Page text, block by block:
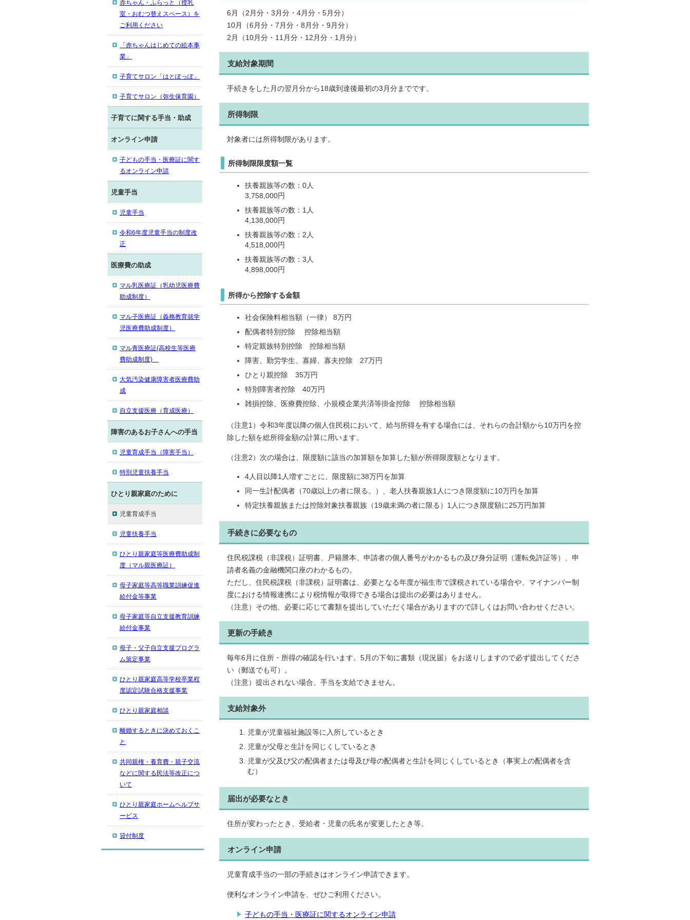
6月（2月分・3月分・4月分・5月分）
10月（6月分・7月分・8月分・9月分）
2月（10月分・11月分・12月分・1月分）
支給対象期間
手続きをした月の翌月分から18歳到達後最初の3月分までです。
所得制限
対象者には所得制限があります。
所得制限限度額一覧
扶養親族等の数：0人
3,758,000円
扶養親族等の数：1人
4,138,000円
扶養親族等の数：2人
4,518,000円
扶養親族等の数：3人
4,898,000円
所得から控除する金額
社会保険料相当額（一律） 8万円
配偶者特別控除 控除相当額
特定親族特別控除 控除相当額
障害、勤労学生、寡婦、寡夫控除 27万円
ひとり親控除 35万円
特別障害者控除 40万円
雑損控除、医療費控除、小規模企業共済等掛金控除 控除相当額
（注意1）令和3年度以降の個人住民税において、給与所得を有する場合には、それらの合計額から10万円を控
除した額を総所得金額の計算に用います。
（注意2）次の場合は、限度額に該当の加算額を加算した額が所得限度額となります。
4人目以降1人増すごとに、限度額に38万円を加算
同一生計配偶者（70歳以上の者に限る。）、老人扶養親族1人につき限度額に10万円を加算
特定扶養親族または控除対象扶養親族（19歳未満の者に限る）1人につき限度額に25万円加算
手続きに必要なもの
住民税課税（非課税）証明書、戸籍謄本、申請者の個人番号がわかるもの及び身分証明（運転免許証等）、申
請者名義の金融機関口座のわかるもの。
ただし、住民税課税（非課税）証明書は、必要となる年度が福生市で課税されている場合や、マイナンバー制
度における情報連携により税情報が取得できる場合は提出の必要はありません。
（注意）その他、必要に応じて書類を提出していただく場合がありますので詳しくはお問い合わせください。
更新の手続き
毎年6月に住所・所得の確認を行います。5月の下旬に書類（現況届）をお送りしますので必ず提出してくださ
い（郵送でも可）。
（注意）提出されない場合、手当を支給できません。
支給対象外
児童が児童福祉施設等に入所しているとき
児童が父母と生計を同じくしているとき
児童が父及び父の配偶者または母及び母の配偶者と生計を同じくしているとき（事実上の配偶者を含
む）
届出が必要なとき
住所が変わったとき、受給者・児童の氏名が変更したとき等。
オンライン申請
児童育成手当の一部の手続きはオンライン申請できます。
便利なオンライン申請を、ぜひご利用ください。
子どもの手当・医療証に関するオンライン申請
赤ちゃん・ふらっと（授乳
室・おむつ替えスペース）を
ご利用ください
「赤ちゃんはじめての絵本事
業」
子育てサロン「はとぽっぽ」
子育てサロン（弥生保育園）
子育てに関する手当・助成
オンライン申請
子どもの手当・医療証に関す
るオンライン申請
児童手当
児童手当
令和6年度児童手当の制度改
正
医療費の助成
マル乳医療証（乳幼児医療費
助成制度）
マル子医療証（義務教育就学
児医療費助成制度）
マル青医療証(高校生等医療
費助成制度)
大気汚染健康障害者医療費助
成
自立支援医療（育成医療）
障害のあるお子さんへの手当
児童育成手当（障害手当）
特別児童扶養手当
ひとり親家庭のために
児童育成手当
児童扶養手当
ひとり親家庭等医療費助成制
度（マル親医療証）
母子家庭等高等職業訓練促進
給付金等事業
母子家庭等自立支援教育訓練
給付金事業
母子・父子自立支援プログラ
ム策定事業
ひとり親家庭高等学校卒業程
度認定試験合格支援事業
ひとり親家庭相談
離婚するときに決めておくこ
と
共同親権・養育費・親子交流
などに関する民法等改正につ
いて
ひとり親家庭ホームヘルプサ
ービス
貸付制度